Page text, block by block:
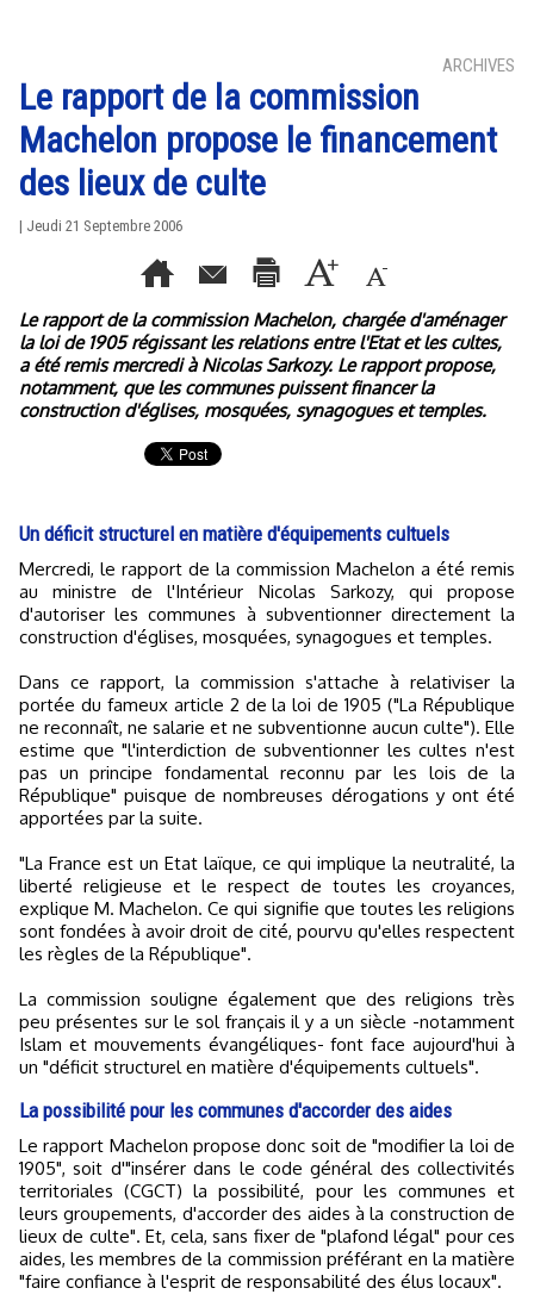
ARCHIVES
Le rapport de la commission
Machelon propose le financement
des lieux de culte
| Jeudi 21 Septembre 2006
Le rapport de la commission Machelon, chargée d'aménager
la loi de 1905 régissant les relations entre l'Etat et les cultes,
a été remis mercredi à Nicolas Sarkozy. Le rapport propose,
notamment, que les communes puissent financer la
construction d'églises, mosquées, synagogues et temples.
Un déficit structurel en matière d'équipements cultuels
Mercredi, le rapport de la commission Machelon a été remis
au ministre de l'Intérieur Nicolas Sarkozy, qui propose
d'autoriser les communes à subventionner directement la
construction d'églises, mosquées, synagogues et temples.
Dans ce rapport, la commission s'attache à relativiser la
portée du fameux article 2 de la loi de 1905 ("La République
ne reconnaît, ne salarie et ne subventionne aucun culte"). Elle
estime que "l'interdiction de subventionner les cultes n'est
pas un principe fondamental reconnu par les lois de la
République" puisque de nombreuses dérogations y ont été
apportées par la suite.
"La France est un Etat laïque, ce qui implique la neutralité, la
liberté religieuse et le respect de toutes les croyances,
explique M. Machelon. Ce qui signifie que toutes les religions
sont fondées à avoir droit de cité, pourvu qu'elles respectent
les règles de la République".
La commission souligne également que des religions très
peu présentes sur le sol français il y a un siècle -notamment
Islam et mouvements évangéliques- font face aujourd'hui à
un "déficit structurel en matière d'équipements cultuels".
La possibilité pour les communes d'accorder des aides
Le rapport Machelon propose donc soit de "modifier la loi de
1905", soit d'"insérer dans le code général des collectivités
territoriales (CGCT) la possibilité, pour les communes et
leurs groupements, d'accorder des aides à la construction de
lieux de culte". Et, cela, sans fixer de "plafond légal" pour ces
aides, les membres de la commission préférant en la matière
"faire confiance à l'esprit de responsabilité des élus locaux".